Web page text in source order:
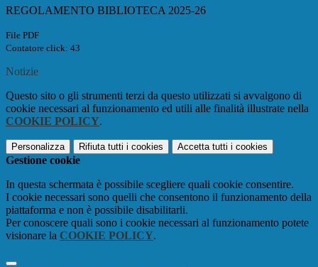
REGOLAMENTO BIBLIOTECA 2025-26
File PDF
Contatore click: 43
Notizie
Questo sito o gli strumenti terzi da questo utilizzati si avvalgono di
cookie necessari al funzionamento ed utili alle finalità illustrate nella
COOKIE POLICY.
Personalizza Rifiuta tutti i cookies Accetta tutti i cookies
Gestione cookie
In questa schermata è possibile scegliere quali cookie consentire.
I cookie necessari sono quelli che consentono il funzionamento della
piattaforma e non è possibile disabilitarli.
Per conoscere quali sono i cookie necessari al funzionamento potete
visionare la COOKIE POLICY.